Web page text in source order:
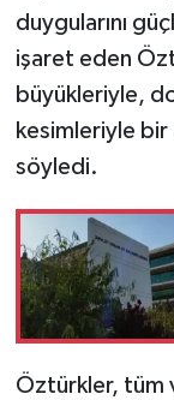
duygularını
işaret eden
büyükleriyle,
kesimleriyle bir
söyledi.
Öztürkler, tüm